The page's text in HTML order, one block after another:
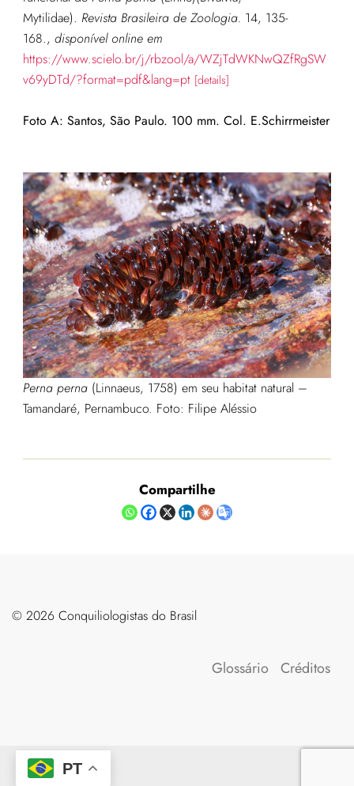
Mytilidae). Revista Brasileira de Zoologia. 14, 135-
168., disponível online em
https://www.scielo.br/j/rbzool/a/WZjTdWKNwQZfRgSW
v69yDTd/?format=pdf&lang=pt [details]
Foto A: Santos, São Paulo. 100 mm. Col. E.Schirrmeister
Perna perna(Linnaeus, 1758) em seu habitat natural –
Tamandaré, Pernambuco. Foto: Filipe Aléssio
Compartilhe
©️ 2026 Conquiliologistas do Brasil
Glossário Créditos
PT